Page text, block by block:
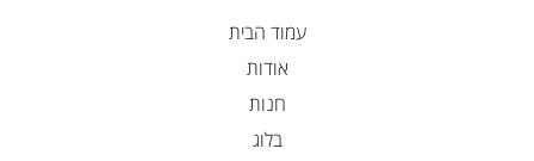
עמוד הבית
אודות
חנות
בלוג